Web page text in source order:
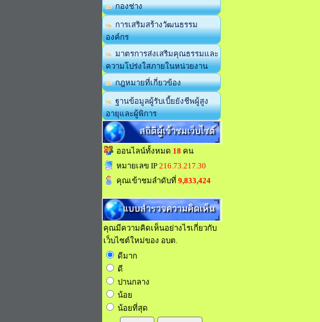
กองช่าง
การเสริมสร้างวัฒนธรรม
องค์กร
มาตรการส่งเสริมคุณธรรมและ
ความโปร่งใสภายในหน่วยงาน
กฎหมายที่เกี่ยวข้อง
ฐานข้อมูลผู้รับเบี้ยยังชีพผู้สูง
อายุและผู้พิการ
สถิติผู้เข้าชมเว็บไซต์
ออนไลน์ทั้งหมด 18 คน
หมายเลข IP 216.73.217.30
คุณเข้าชมลำดับที่ 9,833,424
แบบสำรวจความคิดเห็น
คุณมีความคิดเห็นอย่างไรเกี่ยวกับ
เว็บไซต์ใหม่ของ อบต.
ดีมาก
ดี
ปานกลาง
น้อย
น้อยที่สุด